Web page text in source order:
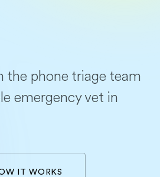
phone triage team
emergency vet in
IT WORKS